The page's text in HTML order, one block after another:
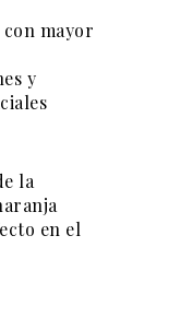
con mayor
y
la
en el